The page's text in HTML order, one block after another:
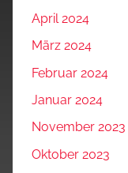
April 2024
März 2024
Februar 2024
Januar 2024
November 2023
Oktober 2023